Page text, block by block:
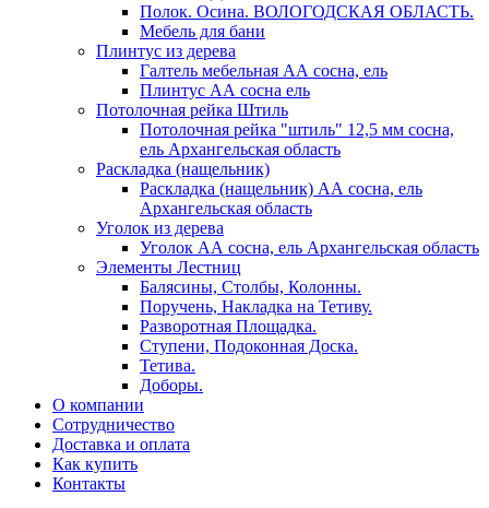
Полок. Осина. ВОЛОГОДСКАЯ ОБЛАСТЬ.
Мебель для бани
Плинтус из дерева
Галтель мебельная АА сосна, ель
Плинтус АА сосна ель
Потолочная рейка Штиль
Потолочная рейка "штиль" 12,5 мм сосна,
ель Архангельская область
Раскладка (нащельник)
Раскладка (нащельник) АА сосна, ель
Архангельская область
Уголок из дерева
Уголок АА сосна, ель Архангельская область
Элементы Лестниц
Балясины, Столбы, Колонны.
Поручень, Накладка на Тетиву.
Разворотная Площадка.
Ступени, Подоконная Доска.
Тетива.
Доборы.
О компании
Сотрудничество
Доставка и оплата
Как купить
Контакты